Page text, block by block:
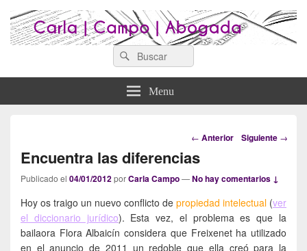
Abogados Lugo : Carla Campo
Abogada
Search
for:
Menu
Navegación
los
artículos
← Anterior Siguiente →
Encuentra las diferencias
Publicado el 04/01/2012porCarla Campo—No hay comentarios ↓
Hoy os traigo un nuevo conflicto de propiedad intelectual (ver
el diccionario jurídico). Esta vez, el problema es que la
bailaora Flora Albaicín considera que Freixenet ha utilizado
en el anuncio de 2011 un redoble que ella creó para la